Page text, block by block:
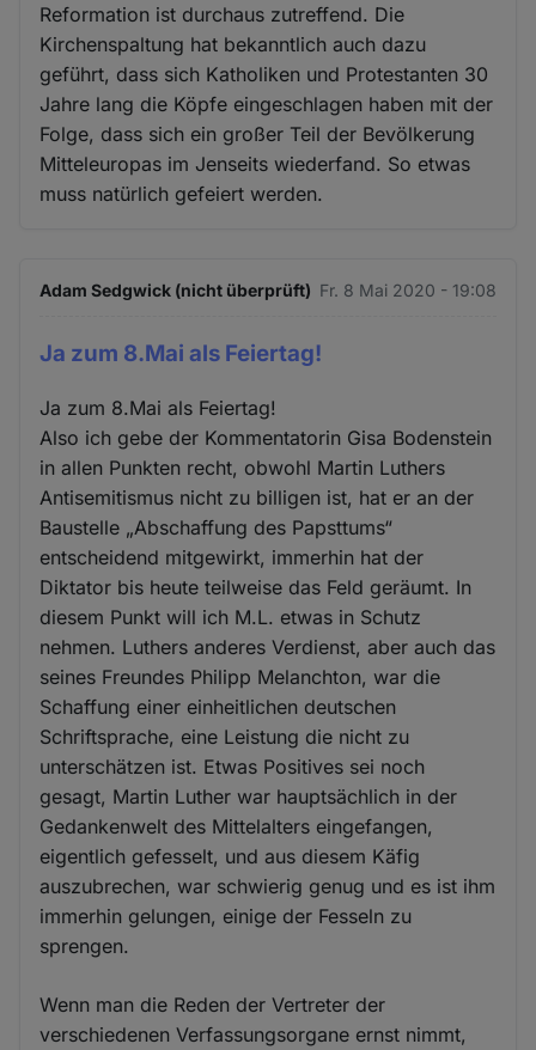
Reformation ist durchaus zutreffend. Die
Kirchenspaltung hat bekanntlich auch dazu
geführt, dass sich Katholiken und Protestanten 30
Jahre lang die Köpfe eingeschlagen haben mit der
Folge, dass sich ein großer Teil der Bevölkerung
Mitteleuropas im Jenseits wiederfand. So etwas
muss natürlich gefeiert werden.
Adam Sedgwick (nicht überprüft) Fr. 8 Mai 2020 - 19:08
Ja zum 8.Mai als Feiertag!
Ja zum 8.Mai als Feiertag!
Also ich gebe der Kommentatorin Gisa Bodenstein
in allen Punkten recht, obwohl Martin Luthers
Antisemitismus nicht zu billigen ist, hat er an der
Baustelle „Abschaffung des Papsttums“
entscheidend mitgewirkt, immerhin hat der
Diktator bis heute teilweise das Feld geräumt. In
diesem Punkt will ich M.L. etwas in Schutz
nehmen. Luthers anderes Verdienst, aber auch das
seines Freundes Philipp Melanchton, war die
Schaffung einer einheitlichen deutschen
Schriftsprache, eine Leistung die nicht zu
unterschätzen ist. Etwas Positives sei noch
gesagt, Martin Luther war hauptsächlich in der
Gedankenwelt des Mittelalters eingefangen,
eigentlich gefesselt, und aus diesem Käfig
auszubrechen, war schwierig genug und es ist ihm
immerhin gelungen, einige der Fesseln zu
sprengen.
Wenn man die Reden der Vertreter der
verschiedenen Verfassungsorgane ernst nimmt,